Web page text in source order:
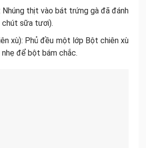
Nhúng thịt vào bát trứng gà đã đánh
chút sữa tươi).
xù): Phủ đều một lớp Bột chiên xù
nhẹ để bột bám chắc.